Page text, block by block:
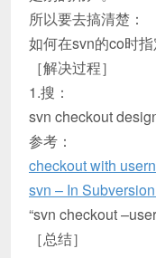
所以要去搞清楚：
如何在svn的co时
［解决过程］
1.搜：
svn checkout
参考：
checkout with
svn – In
“svn checkout
［总结］